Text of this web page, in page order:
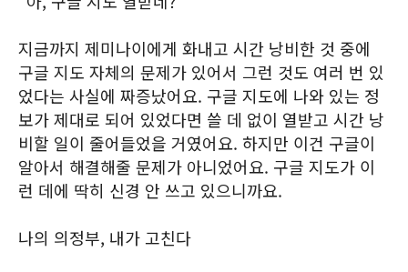
지금까지 제미나이에게 화내고 시간 낭비한 것 중에
구글 지도 자체의 문제가 있어서 그런 것도 여러 번 있
었다는 사실에 짜증났어요. 구글 지도에 나와 있는 정
보가 제대로 되어 있었다면 쓸 데 없이 열받고 시간 낭
비할 일이 줄어들었을 거였어요. 하지만 이건 구글이
알아서 해결해줄 문제가 아니었어요. 구글 지도가 이
런 데에 딱히 신경 안 쓰고 있으니까요.
나의 의정부, 내가 고친다